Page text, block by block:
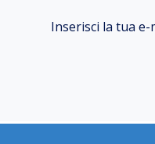
Inserisci la tua